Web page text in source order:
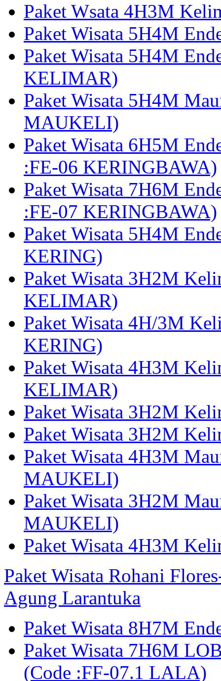
Paket Wsata 4H3M
Paket Wisata 5H4M
Paket Wisata 5H4M
KELIMAR)
Paket Wisata 5H4M
MAUKELI)
Paket Wisata 6H5M
:FE-06 KERINGBAWA)
Paket Wisata 7H6M
:FE-07 KERINGBAWA)
Paket Wisata 5H4M
KERING)
Paket Wisata 3H2M
KELIMAR)
Paket Wisata 4H/3M
KERING)
Paket Wisata 4H3M
KELIMAR)
Paket Wisata 3H2M
Paket Wisata 3H2M
Paket Wisata 4H3M
MAUKELI)
Paket Wisata 3H2M
MAUKELI)
Paket Wisata 4H3M
Paket Wisata Rohani
Agung Larantuka
Paket Wisata 8H7M
Paket Wisata 7H6M
(Code :FF-07.1 LALA)